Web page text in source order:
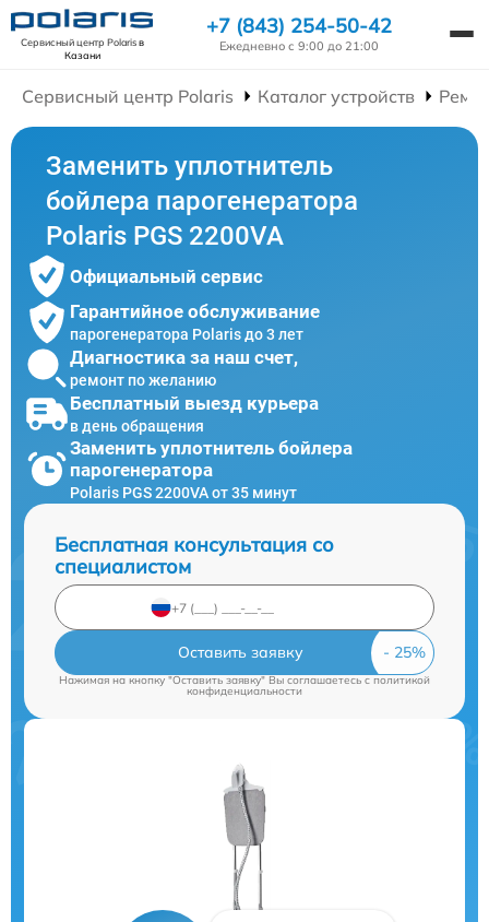
Сервисный центр Polarisв
Казани
+7 (843) 254-50-42
Ежедневно с 9:00 до 21:00
Сервисный центр Polaris Каталог устройств
Заменить уплотнитель
бойлера парогенератора
Polaris PGS 2200VA
Официальный сервис
Гарантийное обслуживание
парогенератора Polaris до 3 лет
Диагностика за наш счет,
ремонт по желанию
Бесплатный выезд курьера
в день обращения
Заменить уплотнитель бойлера
парогенератора
Polaris PGS 2200VA от 35 минут
Бесплатная консультация со
специалистом
Оставить заявку
Нажимая на кнопку "Оставить заявку" Вы соглашаетесь cполитикой
конфиденциальности